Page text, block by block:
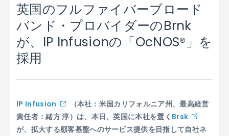
英国のフルファイバーブロード
バンド・プロバイダーのBrnk
が、IP Infusionの「OcNOS®」を
採用
IP Infusion
（本社：米国カリフォルニア州、最高経営
責任者：緒方 淳）は、本日、英国に本社を置く Brsk
が、拡大する顧客基盤へのサービス提供を目指して自社ネ